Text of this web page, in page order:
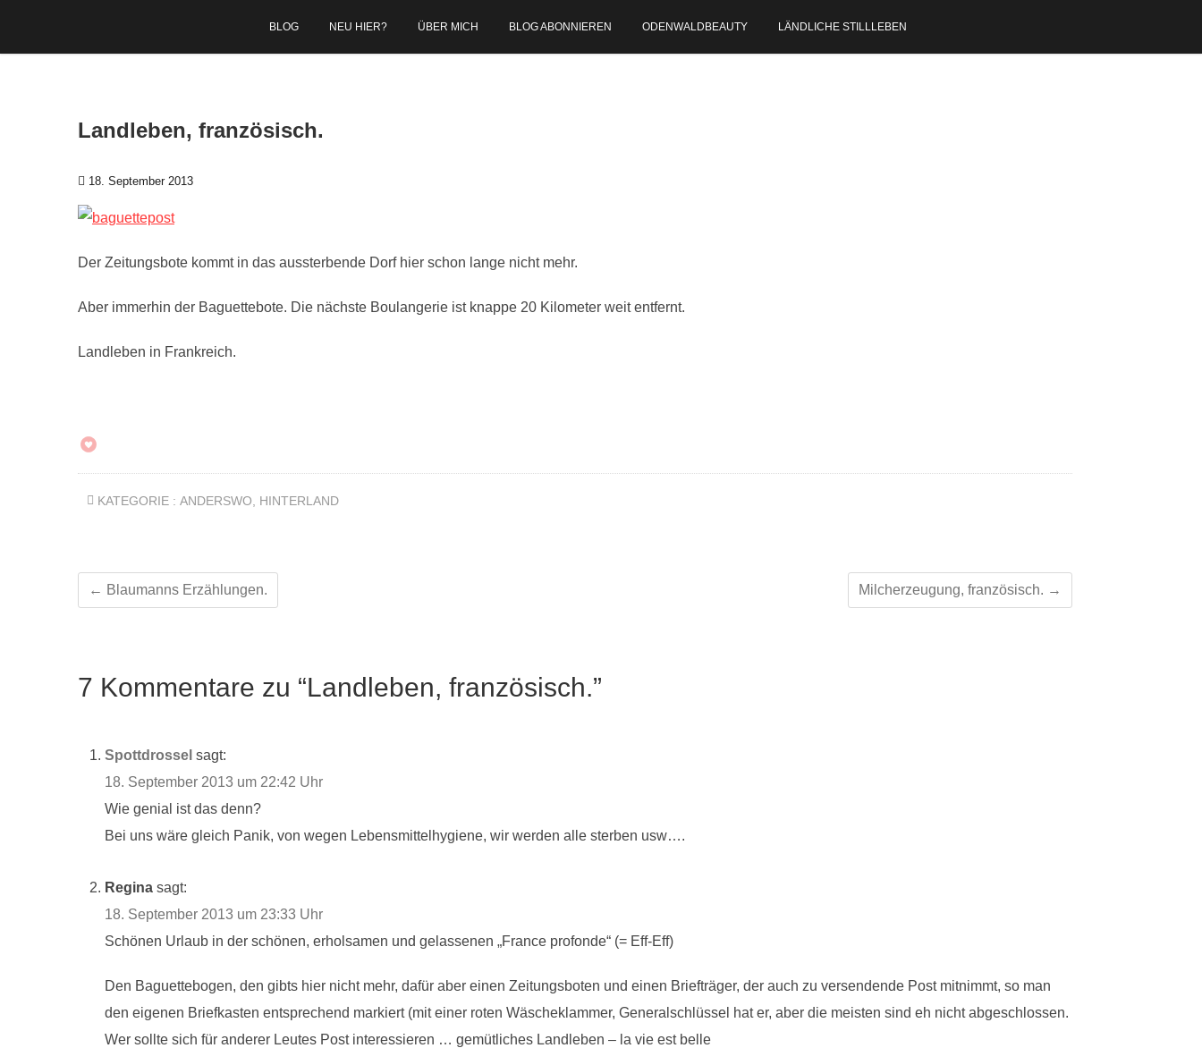
BLOG NEU HIER? ÜBER MICH BLOG ABONNIEREN ODENWALDBEAUTY LÄNDLICHE STILLLEBEN
Landleben, französisch.
18. September 2013
Der Zeitungsbote kommt in das aussterbende Dorf hier schon lange nicht mehr.
Aber immerhin der Baguettebote. Die nächste Boulangerie ist knappe 20 Kilometer weit entfernt.
Landleben in Frankreich.
KATEGORIE : ANDERSWO HINTERLAND
← Blaumanns Erzählungen. Milcherzeugung, französisch. →
7 Kommentare zu “Landleben, französisch.”
Spottdrossel sagt:
18. September 2013 um 22:42 Uhr
Wie genial ist das denn?
Bei uns wäre gleich Panik, von wegen Lebensmittelhygiene, wir werden alle sterben usw….
Regina sagt:
18. September 2013 um 23:33 Uhr
Schönen Urlaub in der schönen, erholsamen und gelassenen „France profonde“ (= Eff-Eff)
Den Baguettebogen, den gibts hier nicht mehr, dafür aber einen Zeitungsboten und einen Briefträger, der auch zu versendende Post mitnimmt, so man
den eigenen Briefkasten entsprechend markiert (mit einer roten Wäscheklammer, Generalschlüssel hat er, aber die meisten sind eh nicht abgeschlossen.
Wer sollte sich für anderer Leutes Post interessieren … gemütliches Landleben – la vie est belle